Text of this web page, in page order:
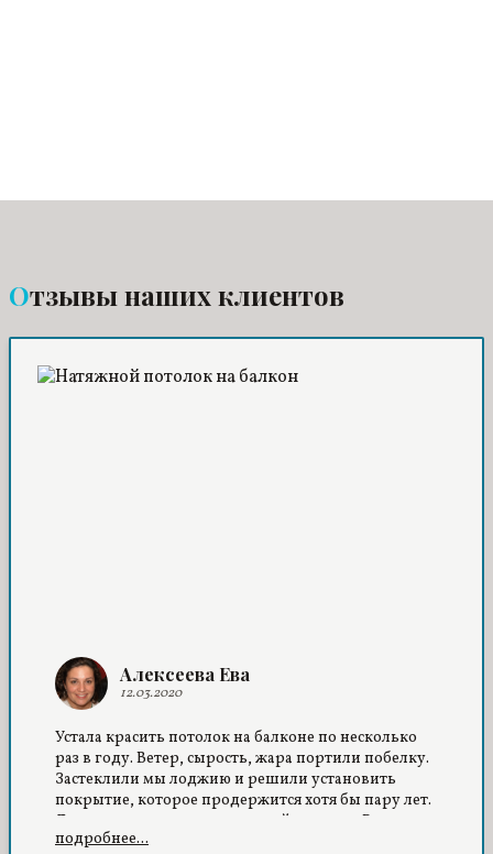
Отзывы наших клиентов
Алексеева Ева
12.03.2020
Устала красить потолок на балконе по несколько
раз в году. Ветер, сырость, жара портили побелку.
Застеклили мы лоджию и решили установить
покрытие, которое продержится хотя бы пару лет.
Друзья посоветовали натяжной потолок. В
компании нам подсказали, какой вид полотна
подробнее...